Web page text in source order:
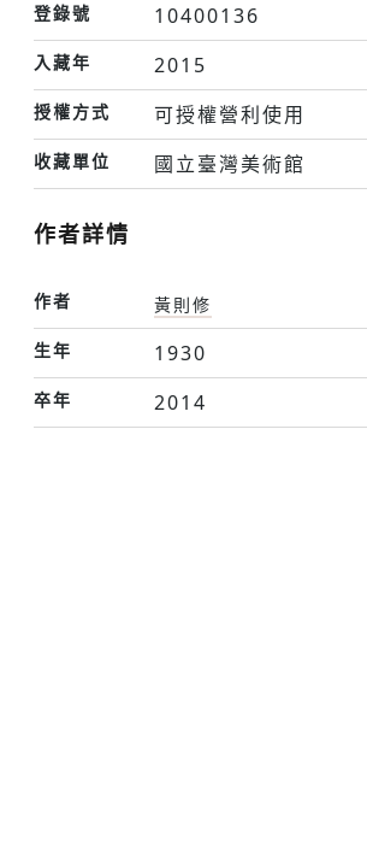
登錄號 10400136
入藏年 2015
授權方式 可授權營利使用
收藏單位 國立臺灣美術館
作者詳情
作者
黃則修
生年
1930
卒年 2014